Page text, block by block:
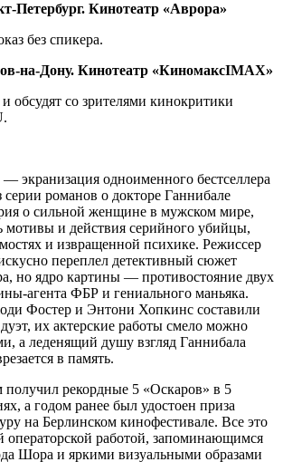
Петербург. Кинотеатр «Аврора»
без спикера.
на-Дону. Кинотеатр «КиномаксIMAX»
обсудят со зрителями кинокритики
экранизация одноименного бестселлера
романов о докторе Ганнибале
о сильной женщине в мужском мире,
мотивы и действия серийного убийцы,
и извращенной психике. Режиссер
переплел детективный сюжет
но ядро картины — противостояние двух
агента ФБР и гениального маньяка.
Фостер и Энтони Хопкинс составили
их актерские работы смело можно
а леденящий душу взгляд Ганнибала
в память.
рекордные 5 «Оскаров» в 5
а годом ранее был удостоен приза
на Берлинском кинофестивале. Все это
операторской работой, запоминающимся
Шора и яркими визуальными образами